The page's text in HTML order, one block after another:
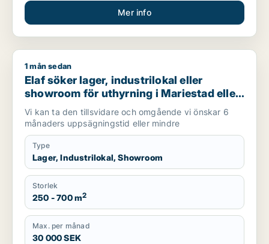
Mer info
Elaf söker lager, industrilokal eller showroom för uthyrning i
1 mån sedan
Elaf söker lager, industrilokal eller
showroom för uthyrning i Mariestad eller
Göteborg
Vi kan ta den tillsvidare och omgående vi önskar 6
månaders uppsägningstid eller mindre
Type
Lager, Industrilokal, Showroom
Storlek
250 - 700 m2
Max. per månad
30 000 SEK